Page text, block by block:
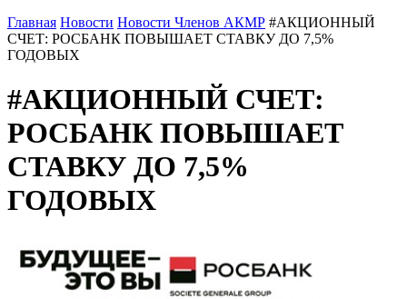
Главная Новости Новости Членов АКМР #АКЦИОННЫЙ
СЧЕТ: РОСБАНК ПОВЫШАЕТ СТАВКУ ДО 7,5%
ГОДОВЫХ
#АКЦИОННЫЙ СЧЕТ:
РОСБАНК ПОВЫШАЕТ
СТАВКУ ДО 7,5%
ГОДОВЫХ